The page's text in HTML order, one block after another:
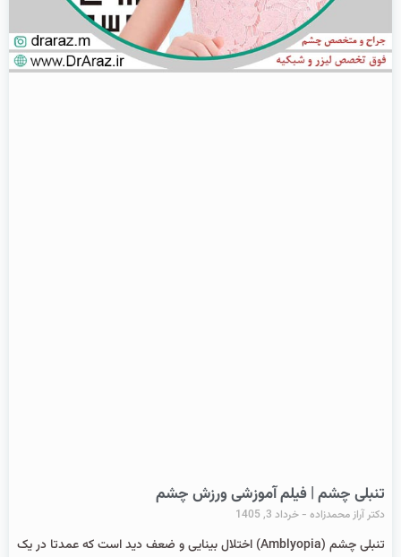
تنبلی چشم | فیلم آموزشی ورزش چشم
دکتر آراز محمدزاده خرداد 3, 1405
تنبلی چشم (Amblyopia) اختلال بینایی و ضعف دید است که عمدتا در یک